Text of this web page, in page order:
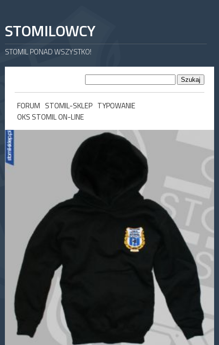
STOMILOWCY
STOMIL PONAD WSZYSTKO!
FORUM STOMIL-SKLEP TYPOWANIE
OKS STOMIL ON-LINE